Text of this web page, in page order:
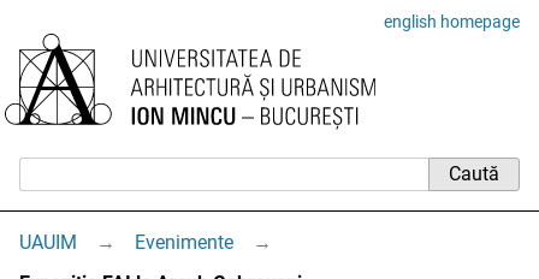
english homepage
UAUIM → Evenimente
→